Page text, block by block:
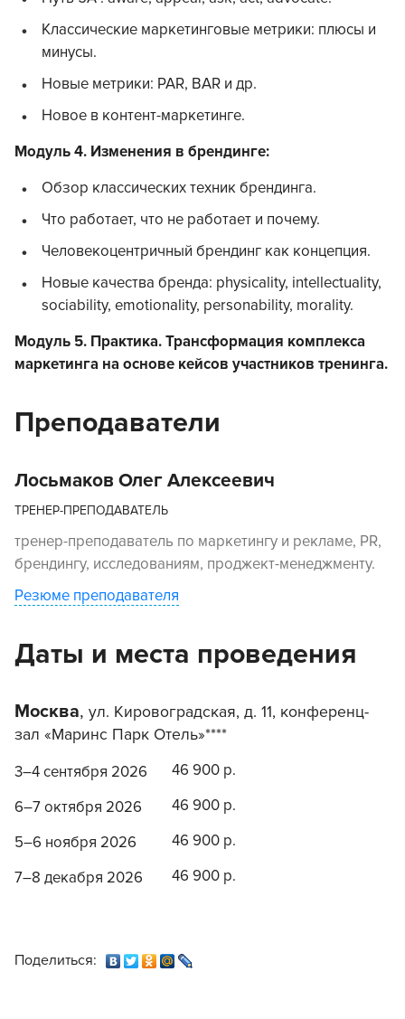
Классические маркетинговые метрики: плюсы и
минусы.
Новые метрики: PAR, BAR и др.
Новое в контент-маркетинге.
Модуль 4. Изменения в брендинге:
Обзор классических техник брендинга.
Что работает, что не работает и почему.
Человекоцентричный брендинг как концепция.
Новые качества бренда: physicality, intellectuality,
sociability, emotionality, personability, morality.
Модуль 5. Практика. Трансформация комплекса
маркетинга на основе кейсов участников тренинга.
Преподаватели
Лосьмаков Олег Алексеевич
ТРЕНЕР-ПРЕПОДАВАТЕЛЬ
тренер-преподаватель по маркетингу и рекламе, PR,
брендингу, исследованиям, проджект-менеджменту.
Резюме преподавателя
Даты и места проведения
Москва, ул. Кировоградская, д. 11, конференц-
зал «Маринс Парк Отель»****
3–4 сентября 2026 46 900 р.
6–7 октября 2026 46 900 р.
5–6 ноября 2026 46 900 р.
7–8 декабря 2026 46 900 р.
Поделиться: